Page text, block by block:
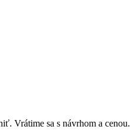
Vrátime sa s návrhom a cenou.